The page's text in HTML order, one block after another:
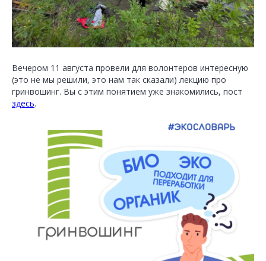
Вечером 11 августа провели для волонтеров интересную
(это не мы решили, это нам так сказали) лекцию про
гринвошинг. Вы с этим понятием уже знакомились, пост
здесь.